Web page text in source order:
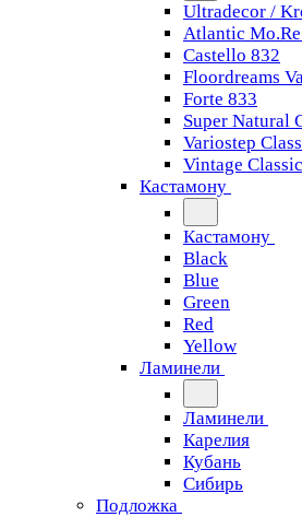
Ultradecor /
Atlantic
Castello 832
Floordreams
Forte 833
Super Natural
Variostep
Vintage
Кастамону
Кастамону
Black
Blue
Green
Red
Yellow
Ламинели
Ламинели
Карелия
Кубань
Сибирь
Подложка